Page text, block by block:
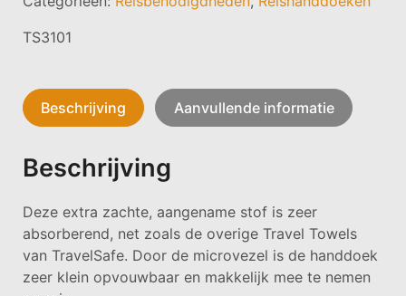
TS3101
Beschrijving Aanvullende informatie
Beschrijving
Deze extra zachte, aangename stof is zeer
absorberend, net zoals de overige Travel Towels
van TravelSafe. Door de microvezel is de handdoek
zeer klein opvouwbaar en makkelijk mee te nemen